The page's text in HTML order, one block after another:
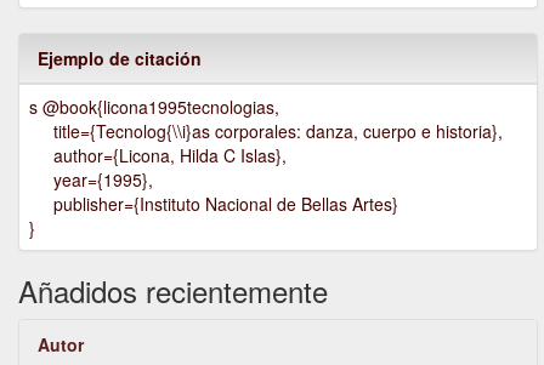
Ejemplo de citación
s @book{licona1995tecnologias,
title={Tecnolog{\\i}as corporales: danza, cuerpo e historia},
author={Licona, Hilda C Islas},
year={1995},
publisher={Instituto Nacional de Bellas Artes}
}
Añadidos recientemente
Autor